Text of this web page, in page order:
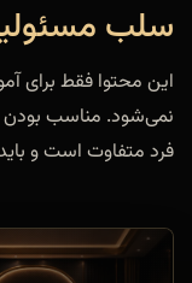
سلب
این محتوا فقط برای
نمی‌شود. مناسب بودن
فرد متفاوت است و